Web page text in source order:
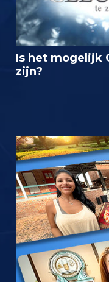
Is het mogelijk
zijn?